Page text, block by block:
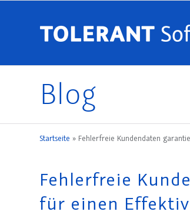
Blog
Startseite » Fehlerfreie Kundendaten
Fehlerfreie
für einen